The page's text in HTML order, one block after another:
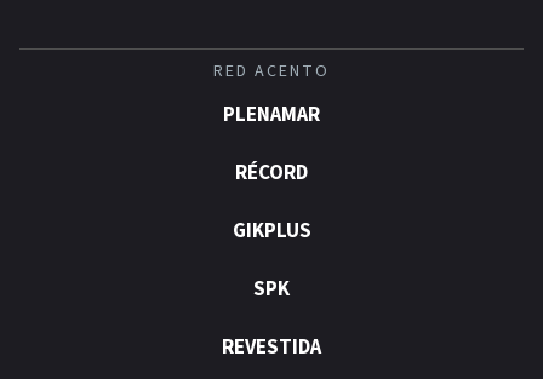
RED ACENTO
PLENAMAR
RÉCORD
GIKPLUS
SPK
REVESTIDA